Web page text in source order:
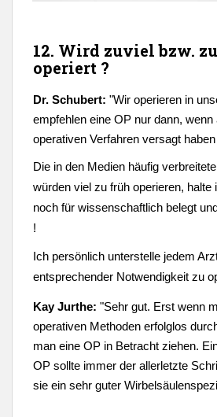
12. Wird zuviel bzw.
operiert ?
Dr. Schubert: "Wir operieren in
empfehlen eine OP nur dann, wenn
operativen Verfahren versagt haben
Die in den Medien häufig
würden viel zu früh operieren, halte
noch für wissenschaftlich belegt
!
Ich persönlich unterstelle jedem
entsprechender Notwendigkeit zu
Kay Jurthe: "Sehr gut. Erst wenn
operativen Methoden erfolglos
man eine OP in Betracht ziehen.
OP sollte immer der allerletzte
sie ein sehr guter